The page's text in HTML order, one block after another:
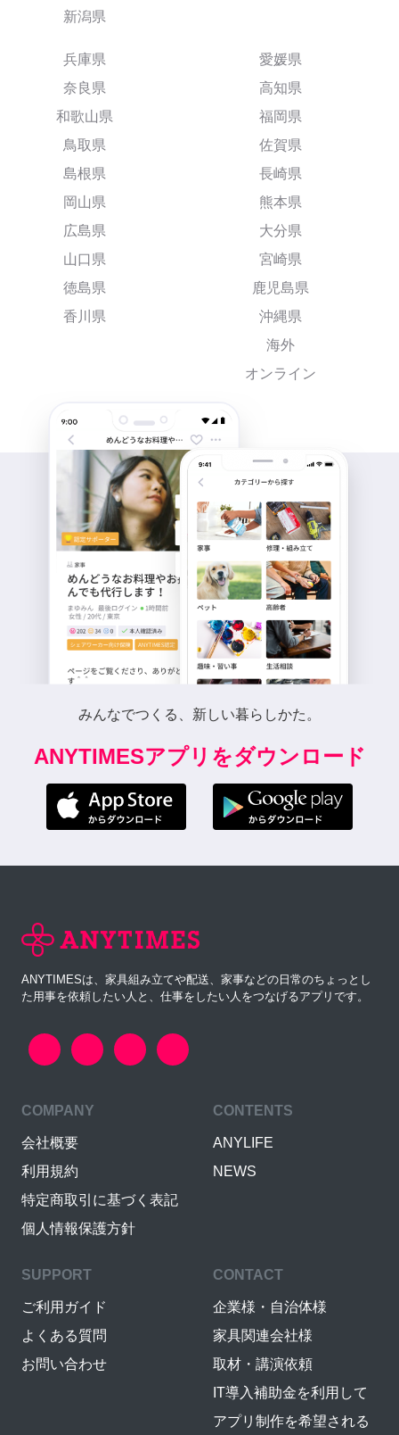
新潟県
兵庫県
奈良県
和歌山県
鳥取県
島根県
岡山県
広島県
山口県
徳島県
香川県
愛媛県
高知県
福岡県
佐賀県
長崎県
熊本県
大分県
宮崎県
鹿児島県
沖縄県
海外
オンライン
みんなでつくる、新しい暮らしかた。
ANYTIMESアプリをダウンロード
ANYTIMESは、家具組み立てや配送、家事などの日常のちょっとし
た用事を依頼したい人と、仕事をしたい人をつなげるアプリです。
COMPANY
会社概要
利用規約
特定商取引に基づく表記
個人情報保護方針
CONTENTS
ANYLIFE
NEWS
SUPPORT
ご利用ガイド
よくある質問
お問い合わせ
CONTACT
企業様・自治体様
家具関連会社様
取材・講演依頼
IT導入補助金を利用して
アプリ制作を希望される